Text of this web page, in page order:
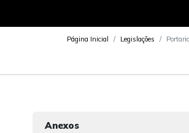
Página Inicial Legislações
Anexos